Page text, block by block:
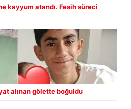
kayyum atandı. Fesih süreci
alınan gölette boğuldu